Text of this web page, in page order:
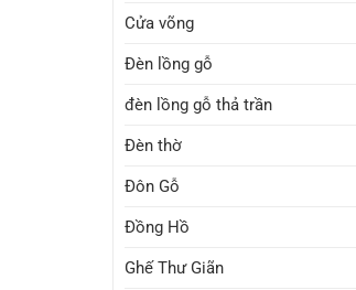
Cửa võng
Đèn lồng gỗ
đèn lồng gỗ thả trần
Đèn thờ
Đôn Gỗ
Đồng Hồ
Ghế Thư Giãn